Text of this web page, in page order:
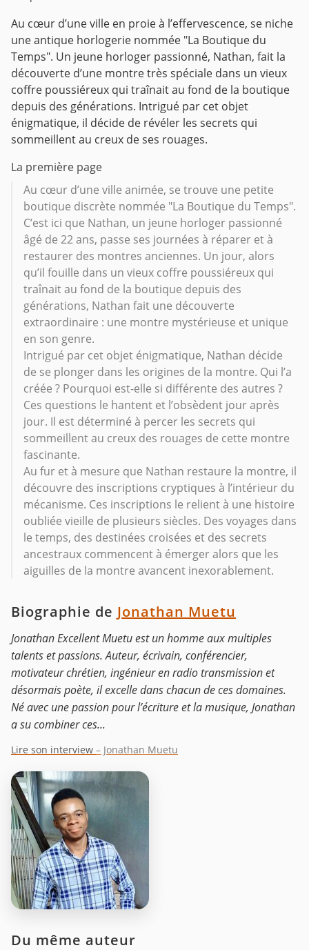
Au cœur d’une ville en proie à l’effervescence, se niche
une antique horlogerie nommée "La Boutique du
Temps". Un jeune horloger passionné, Nathan, fait la
découverte d’une montre très spéciale dans un vieux
coffre poussiéreux qui traînait au fond de la boutique
depuis des générations. Intrigué par cet objet
énigmatique, il décide de révéler les secrets qui
sommeillent au creux de ses rouages.
La première page
Au cœur d’une ville animée, se trouve une petite
boutique discrète nommée "La Boutique du Temps".
C’est ici que Nathan, un jeune horloger passionné
âgé de 22 ans, passe ses journées à réparer et à
restaurer des montres anciennes. Un jour, alors
qu’il fouille dans un vieux coffre poussiéreux qui
traînait au fond de la boutique depuis des
générations, Nathan fait une découverte
extraordinaire : une montre mystérieuse et unique
en son genre.
Intrigué par cet objet énigmatique, Nathan décide
de se plonger dans les origines de la montre. Qui l’a
créée ? Pourquoi est-elle si différente des autres ?
Ces questions le hantent et l’obsèdent jour après
jour. Il est déterminé à percer les secrets qui
sommeillent au creux des rouages de cette montre
fascinante.
Au fur et à mesure que Nathan restaure la montre, il
découvre des inscriptions cryptiques à l’intérieur du
mécanisme. Ces inscriptions le relient à une histoire
oubliée vieille de plusieurs siècles. Des voyages dans
le temps, des destinées croisées et des secrets
ancestraux commencent à émerger alors que les
aiguilles de la montre avancent inexorablement.
Biographie de Jonathan Muetu
Jonathan Excellent Muetu est un homme aux multiples
talents et passions. Auteur, écrivain, conférencier,
motivateur chrétien, ingénieur en radio transmission et
désormais poète, il excelle dans chacun de ces domaines.
Né avec une passion pour l’écriture et la musique, Jonathan
a su combiner ces...
Lire son interview – Jonathan Muetu
Du même auteur